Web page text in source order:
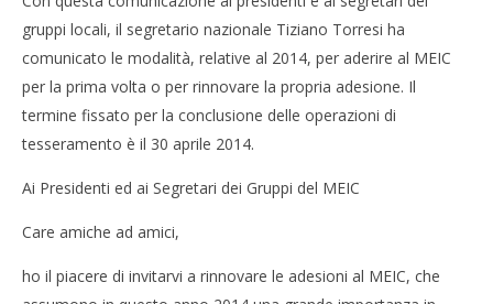
gruppi locali, il segretario nazionale Tiziano Torresi ha
comunicato le modalità, relative al 2014, per aderire al MEIC
per la prima volta o per rinnovare la propria adesione. Il
termine fissato per la conclusione delle operazioni di
tesseramento è il 30 aprile 2014.
Ai Presidenti ed ai Segretari dei Gruppi del MEIC
Care amiche ad amici,
ho il piacere di invitarvi a rinnovare le adesioni al MEIC, che